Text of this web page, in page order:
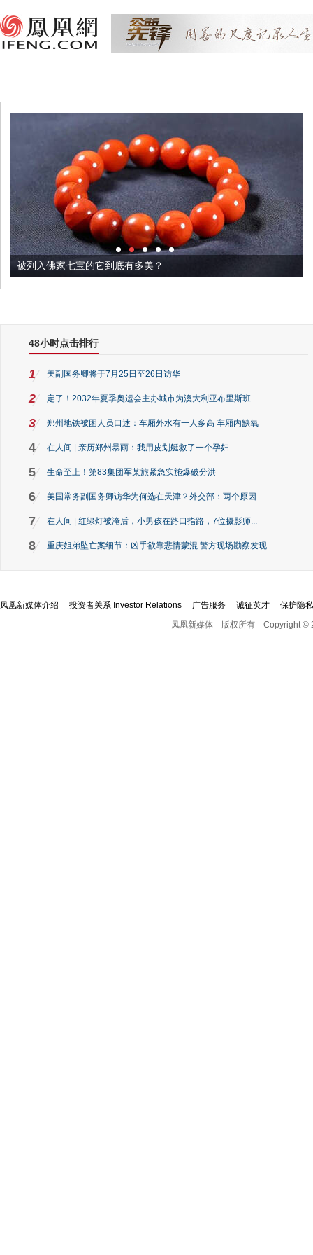
被列入佛家七宝的它到底有多美？
48小时点击排行
1 美副国务卿将于7月25日至26日访华
2 定了！2032年夏季奥运会主办城市为澳大利亚布里斯班
3 郑州地铁被困人员口述：车厢外水有一人多高 车厢内缺氧
4 在人间 | 亲历郑州暴雨：我用皮划艇救了一个孕妇
5 生命至上！第83集团军某旅紧急实施爆破分洪
6 美国常务副国务卿访华为何选在天津？外交部：两个原因
7 在人间 | 红绿灯被淹后，小男孩在路口指路，7位摄影师...
8 重庆姐弟坠亡案细节：凶手欲靠悲情蒙混 警方现场勘察发现...
凤凰新媒体介绍 投资者关系 Investor Relations 广告服务 诚征英才
保护隐
凤凰新媒体
版权所有 Copyright ©